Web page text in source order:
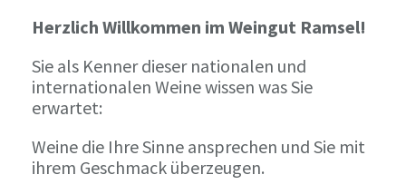
Herzlich Willkommen im Weingut Ramsel!
Sie als Kenner dieser nationalen und
internationalen Weine wissen was Sie
erwartet:
Weine die Ihre Sinne ansprechen und Sie mit
ihrem Geschmack überzeugen.